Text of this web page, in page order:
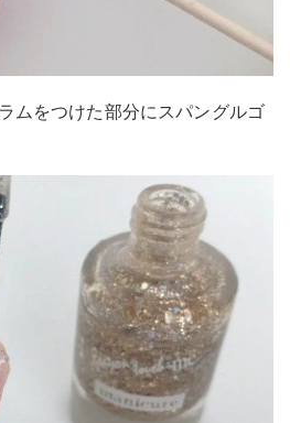
をつけた部分にスパングルゴ